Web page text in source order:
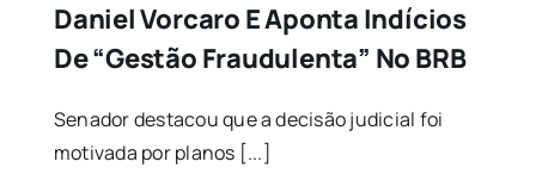
Daniel Vorcaro E Aponta Indícios
De “gestão Fraudulenta” No BRB
Senador destacou que a decisão judicial foi
motivada por planos [...]